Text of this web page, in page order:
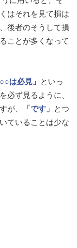
はそれを見て損は
後者のそうして損
ことが多くなって
は必見」
といっ
必ず見るように、
が、
「です」
とつ
ていることは少な